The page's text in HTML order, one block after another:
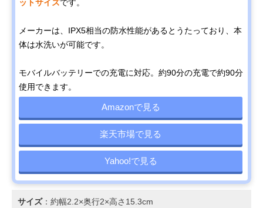
ットサイズです。
メーカーは、IPX5相当の防水性能があるとうたっており、本
体は水洗いが可能です。
モバイルバッテリーでの充電に対応。約90分の充電で約90分
使用できます。
Amazonで見る
楽天市場で見る
Yahoo!で見る
サイズ：約幅2.2×奥行2×高さ15.3cm